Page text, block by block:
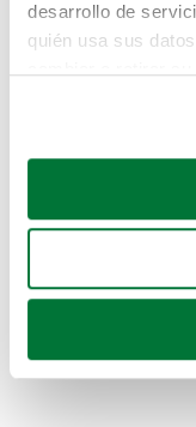
desarrollo de
quién usa sus
Si lo permite,
Recopilar
Identificar su
para buscar
Obtenga más
Pero puedes
buscando en
Coches de
Coches de km0